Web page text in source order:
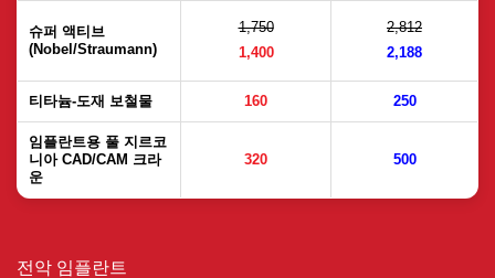
슈퍼 액티브
(Nobel/Straumann)
1,750
1,400
2,812
2,188
티타늄-도재 보철물 160 250
임플란트용 풀 지르코
니아 CAD/CAM 크라
운
320 500
전악 임플란트